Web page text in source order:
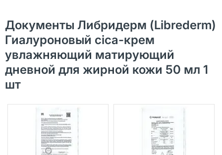
Документы Либридерм (Librederm)
Гиалуроновый cica-крем
увлажняющий матирующий
дневной для жирной кожи 50 мл 1
шт